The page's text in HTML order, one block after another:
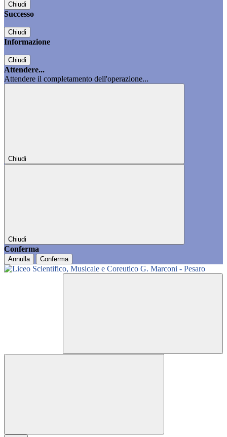
Chiudi
Successo
Chiudi
Informazione
Chiudi
Attendere...
Attendere il completamento dell'operazione...
Chiudi
Chiudi
Conferma
Annulla Conferma